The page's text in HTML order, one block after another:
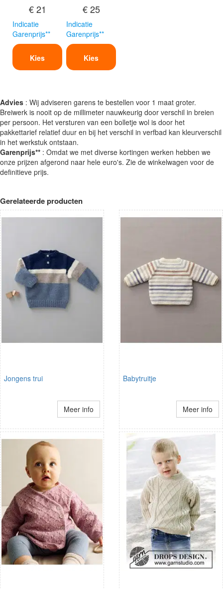
€ 21
Indicatie
Garenprijs**
Kies
€ 25
Indicatie
Garenprijs**
Kies
Advies : Wij adviseren garens te bestellen voor 1 maat groter.
Breiwerk is nooit op de millimeter nauwkeurig door verschil in breien
per persoon. Het versturen van een bolletje wol is door het
pakkettarief relatief duur en bij het verschil in verfbad kan kleurverschil
in het werkstuk ontstaan.
Garenprijs** : Omdat we met diverse kortingen werken hebben we
onze prijzen afgerond naar hele euro's. Zie de winkelwagen voor de
definitieve prijs.
Gerelateerde producten
Jongens trui
Meer info
Babytruitje
Meer info